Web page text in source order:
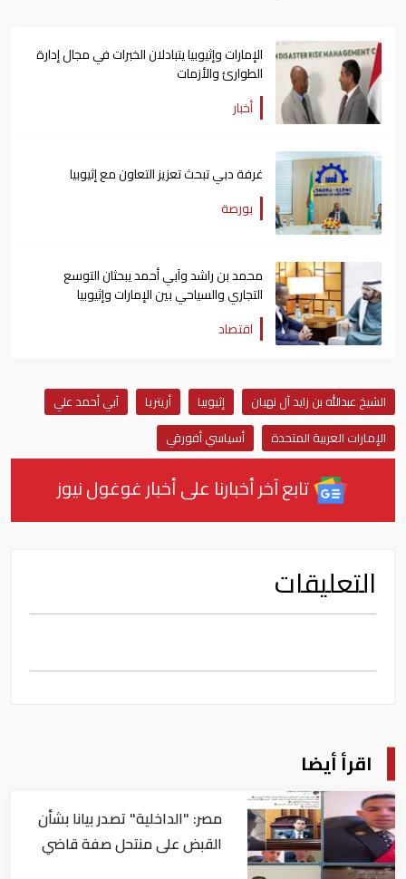
الإمارات وإثيوبيا يتبادلان الخبرات في مجال إدارة
الطوارئ والأزمات
أخبار
غرفة دبي تبحث تعزيز التعاون مع إثيوبيا
بورصة
محمد بن راشد وآبي أحمد يبحثان التوسع
التجاري والسياحي بين الإمارات وإثيوبيا
اقتصاد
الشيخ عبدالله بن زايد آل نهيان إثيوبيا أريتريا
آبي أحمد علي
الإمارات العربية المتحدة
أسياسي أفورقي
تابع آخر أخبارنا على أخبار غوغول نيوز
التعليقات
اقرأ أيضا
مصر: "الداخلية" تصدر بيانا بشأن
القبض على منتحل صفة قاضي